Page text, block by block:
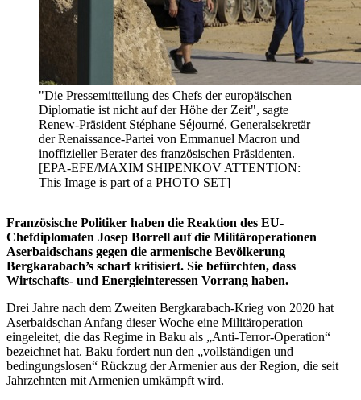
"Die Pressemitteilung des Chefs der europäischen
Diplomatie ist nicht auf der Höhe der Zeit", sagte
Renew-Präsident Stéphane Séjourné, Generalsekretär
der Renaissance-Partei von Emmanuel Macron und
inoffizieller Berater des französischen Präsidenten.
[EPA-EFE/MAXIM SHIPENKOV ATTENTION:
This Image is part of a PHOTO SET]
Französische Politiker haben die Reaktion des EU-
Chefdiplomaten Josep Borrell auf die Militäroperationen
Aserbaidschans gegen die armenische Bevölkerung
Bergkarabach’s scharf kritisiert. Sie befürchten, dass
Wirtschafts- und Energieinteressen Vorrang haben.
Drei Jahre nach dem Zweiten Bergkarabach-Krieg von 2020 hat
Aserbaidschan Anfang dieser Woche eine Militäroperation
eingeleitet, die das Regime in Baku als „Anti-Terror-Operation“
bezeichnet hat. Baku fordert nun den „vollständigen und
bedingungslosen“ Rückzug der Armenier aus der Region, die seit
Jahrzehnten mit Armenien umkämpft wird.